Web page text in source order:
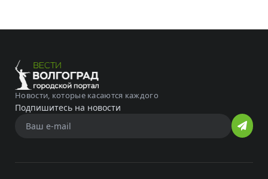
Новости, которые касаются каждого
Подпишитесь на новости